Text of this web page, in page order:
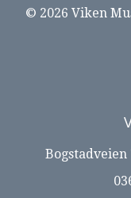
© 2026 Viken
Bogstadveien